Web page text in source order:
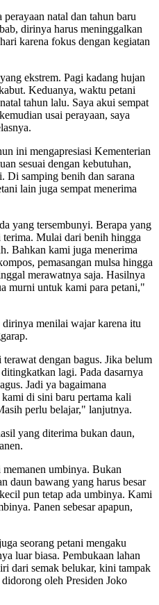
natal dan tahun baru
dirinya harus meninggalkan
karena fokus dengan kegiatan
ekstrem. Pagi kadang hujan
Keduanya, waktu petani
tahun lalu. Saya akui sempat
usai perayaan, saya
ini mengapresiasi Kementerian
sesuai dengan kebutuhan,
Di samping benih dan sarana
lain juga sempat menerima
yang tersembunyi. Berapa yang
Mulai dari benih hingga
Bahkan kami juga menerima
pemasangan mulsa hingga
merawatnya saja. Hasilnya
murni untuk kami para petani,"
dirinya menilai wajar karena itu
dengan bagus. Jika belum
lagi. Pada dasarnya
Jadi ya bagaimana
di sini baru pertama kali
perlu belajar," lanjutnya.
yang diterima bukan daun,
umbinya. Bukan
daun bawang yang harus besar
pun tetap ada umbinya. Kami
Panen sebesar apapun,
seorang petani mengaku
luar biasa. Pembukaan lahan
dari semak belukar, kini tampak
oleh Presiden Joko